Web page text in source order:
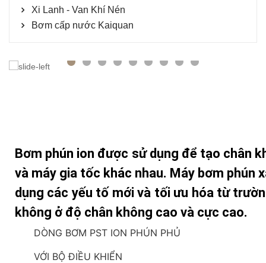
Xi Lanh - Van Khí Nén
Bơm cấp nước Kaiquan
Bơm phún ion được sử dụng để tạo chân
và máy gia tốc khác nhau. Máy bơm phún
dụng các yếu tố mới và tối ưu hóa từ
không ở độ chân không cao và cực cao.
DÒNG BƠM PST ION PHÚN PHỦ
VỚI BỘ ĐIỀU KHIỂN